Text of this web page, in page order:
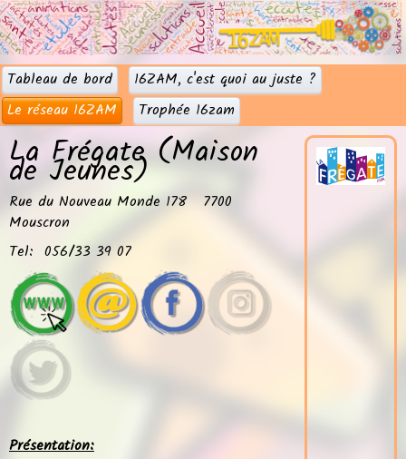
Tableau de bord
16ZAM, c'est quoi au juste ?
Le réseau 16ZAM
Trophée 16zam
La Frégate (Maison
de Jeunes)
Rue du Nouveau Monde 1787700
Mouscron
Tel: 056/33 39 07
Présentation: